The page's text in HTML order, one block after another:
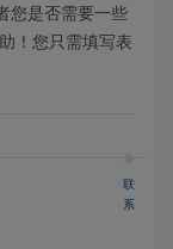
您是否需要一些
！您只需填写表
联
系